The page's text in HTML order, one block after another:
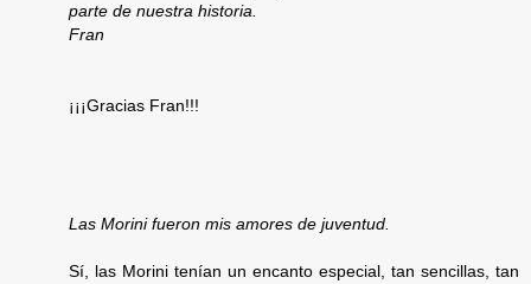
parte de nuestra historia.
Fran
¡¡¡Gracias Fran!!!
Las Morini fueron mis amores de juventud.
Sí, las Morini tenían un encanto especial, tan sencillas, tan